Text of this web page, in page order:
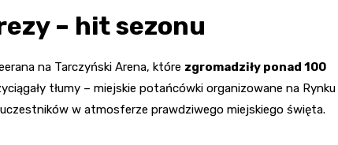
– hit sezonu
na Tarczyński Arena, które zgromadziły ponad 100
tłumy – miejskie potańcówki organizowane na Rynku
w atmosferze prawdziwego miejskiego święta.